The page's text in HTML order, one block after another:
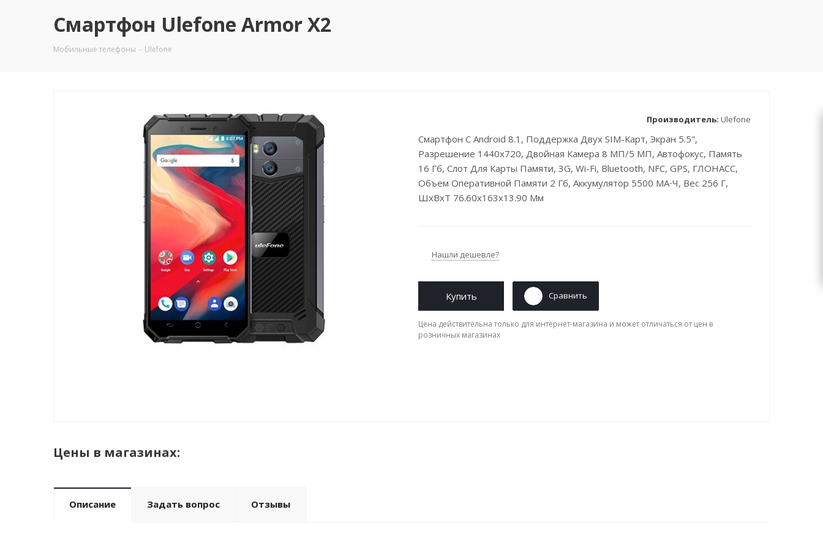
Смартфон Ulefone Armor X2
Мобильные телефоны - Ulefone
Производитель: Ulefone
Смартфон С Android 8.1, Поддержка Двух SIM-Карт, Экран 5.5",
Разрешение 1440x720, Двойная Камера 8 МП/5 МП, Автофокус, Память
16 Гб, Слот Для Карты Памяти, 3G, Wi-Fi, Bluetooth, NFC, GPS, ГЛОНАСС,
Объем Оперативной Памяти 2 Гб, Аккумулятор 5500 МА⋅ч, Вес 256 Г,
ШxВxТ 76.60x163x13.90 Мм
Нашли дешевле?
Купить Сравнить
Цена действительна только для интернет-магазина и может отличаться от цен в
розничных магазинах
Цены в магазинах:
Описание Задать вопрос Отзывы